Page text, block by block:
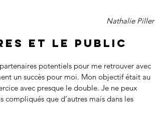
Nathalie Piller
et le public
potentiels pour me retrouver avec
un succès pour moi. Mon objectif était au
avec presque le double. Je ne peux
compliqués que d’autres mais dans les